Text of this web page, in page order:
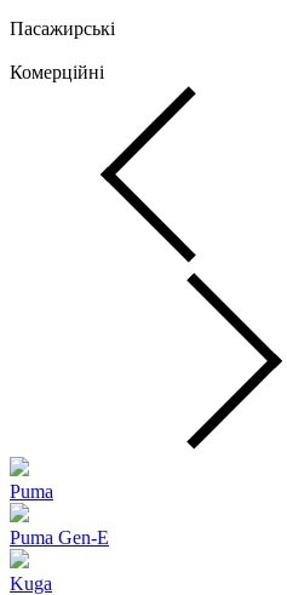
Пасажирські
Комерційні
Puma
Puma Gen‑E
Kuga